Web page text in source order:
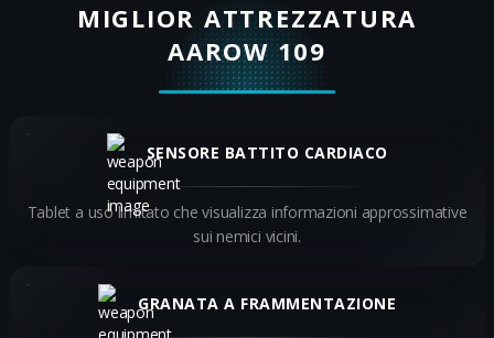
MIGLIOR ATTREZZATURA
AAROW 109
SENSORE BATTITO CARDIACO
Tablet a uso limitato che visualizza informazioni approssimative
sui nemici vicini.
GRANATA A FRAMMENTAZIONE